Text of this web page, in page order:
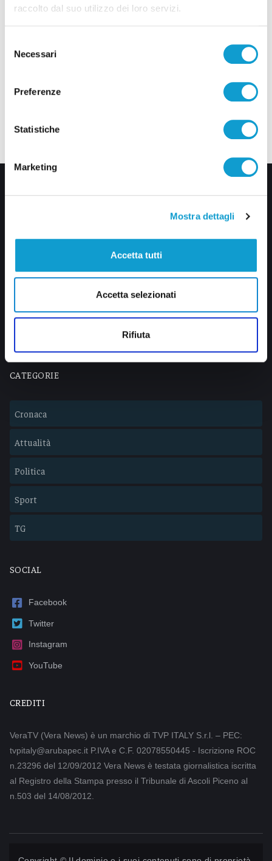
raccolto dal suo utilizzo dei loro servizi.
delNecessari
Preferenze
Statistiche
Marketing
Mostra dettagli
Accetta tutti
Accetta selezionati
Rifiuta
Lavora con noi
CATEGORIE
Cronaca
Attualità
Politica
Sport
TG
SOCIAL
Facebook
Twitter
Instagram
YouTube
CREDITI
VeraTV (Vera News) è un marchio di TVP ITALY S.r.l. – PEC:
tvpitaly@arubapec.it P.IVA e C.F. 02078550445 - Iscrizione ROC
n.23296 del 12/09/2012 Vera News è testata giornalistica iscritta
al Registro della Stampa presso il Tribunale di Ascoli Piceno al
n.503 del 14/08/2012.